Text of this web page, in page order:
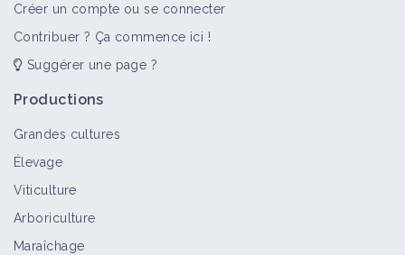
Créer un compte ou se connecter
Contribuer ? Ça commence ici !
Suggérer une page ?
Productions
Grandes cultures
Élevage
Viticulture
Arboriculture
Maraîchage